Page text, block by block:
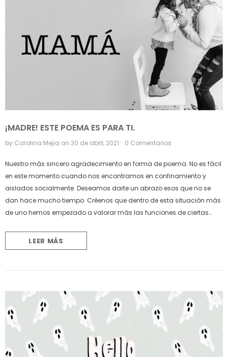
¡MADRE! ESTE POEMA ES PARA TI.
by Carolina Mejia on 30 de abril, 2021 0 Comentarios
Nuestro más sincero agradecimiento en forma de poema. No es fácil
en este momento cuando nos encontramos en confinamiento y
aislados socialmente. Deseamos darte un abrazo esos que no se
dan hace mucho tiempo. Créenos que dentro de esta situación más
de uno hemos empezado a valorar más las funciones de ciertas
Eres fundamental...
LEER MÁS